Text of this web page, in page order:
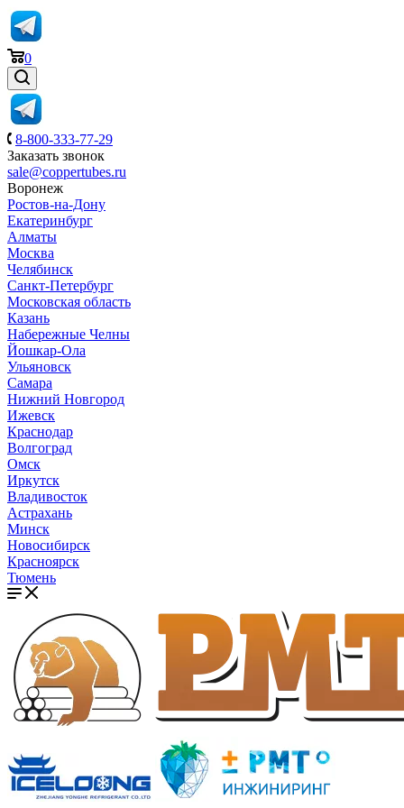
0
8-800-333-77-29
Заказать звонок
sale@coppertubes.ru
Воронеж
Ростов-на-Дону
Екатеринбург
Алматы
Москва
Челябинск
Санкт-Петербург
Московская область
Казань
Набережные Челны
Йошкар-Ола
Ульяновск
Самара
Нижний Новгород
Ижевск
Краснодар
Волгоград
Омск
Иркутск
Владивосток
Астрахань
Минск
Новосибирск
Красноярск
Тюмень